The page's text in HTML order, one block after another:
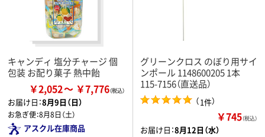
キャンディ 塩分チャージ 個
包装 お配り菓子 熱中飴
￥2,052 ￥7,776
お届け日：8月9日（日）
お急ぎ便：8月8日（土）
アスクル在庫商品
グリーンクロス のぼり用サイ
ンポール 1148600205 1本
115-7156（直送品）
（1件）
￥745（税込）
お届け日：8月12日（水）